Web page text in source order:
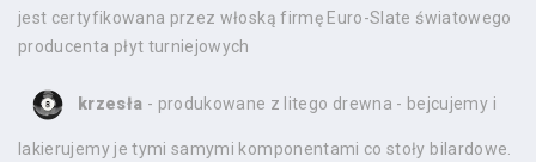
jest certyfikowana przez włoską firmę Euro-Slate światowego
producenta płyt turniejowych
krzesła - produkowane z litego drewna - bejcujemy i
lakierujemy je tymi samymi komponentami co stoły bilardowe.